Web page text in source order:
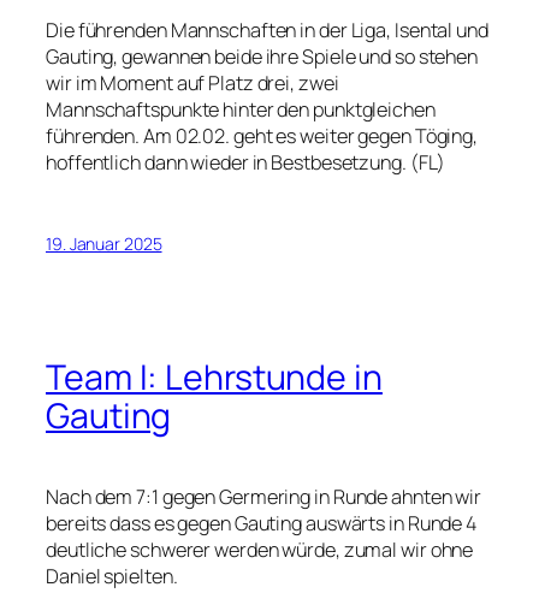
Die führenden Mannschaften in der Liga, Isental und
Gauting, gewannen beide ihre Spiele und so stehen
wir im Moment auf Platz drei, zwei
Mannschaftspunkte hinter den punktgleichen
führenden. Am 02.02. geht es weiter gegen Töging,
hoffentlich dann wieder in Bestbesetzung. (FL)
19. Januar 2025
Team I: Lehrstunde in
Gauting
Nach dem 7:1 gegen Germering in Runde ahnten wir
bereits dass es gegen Gauting auswärts in Runde 4
deutliche schwerer werden würde, zumal wir ohne
Daniel spielten.